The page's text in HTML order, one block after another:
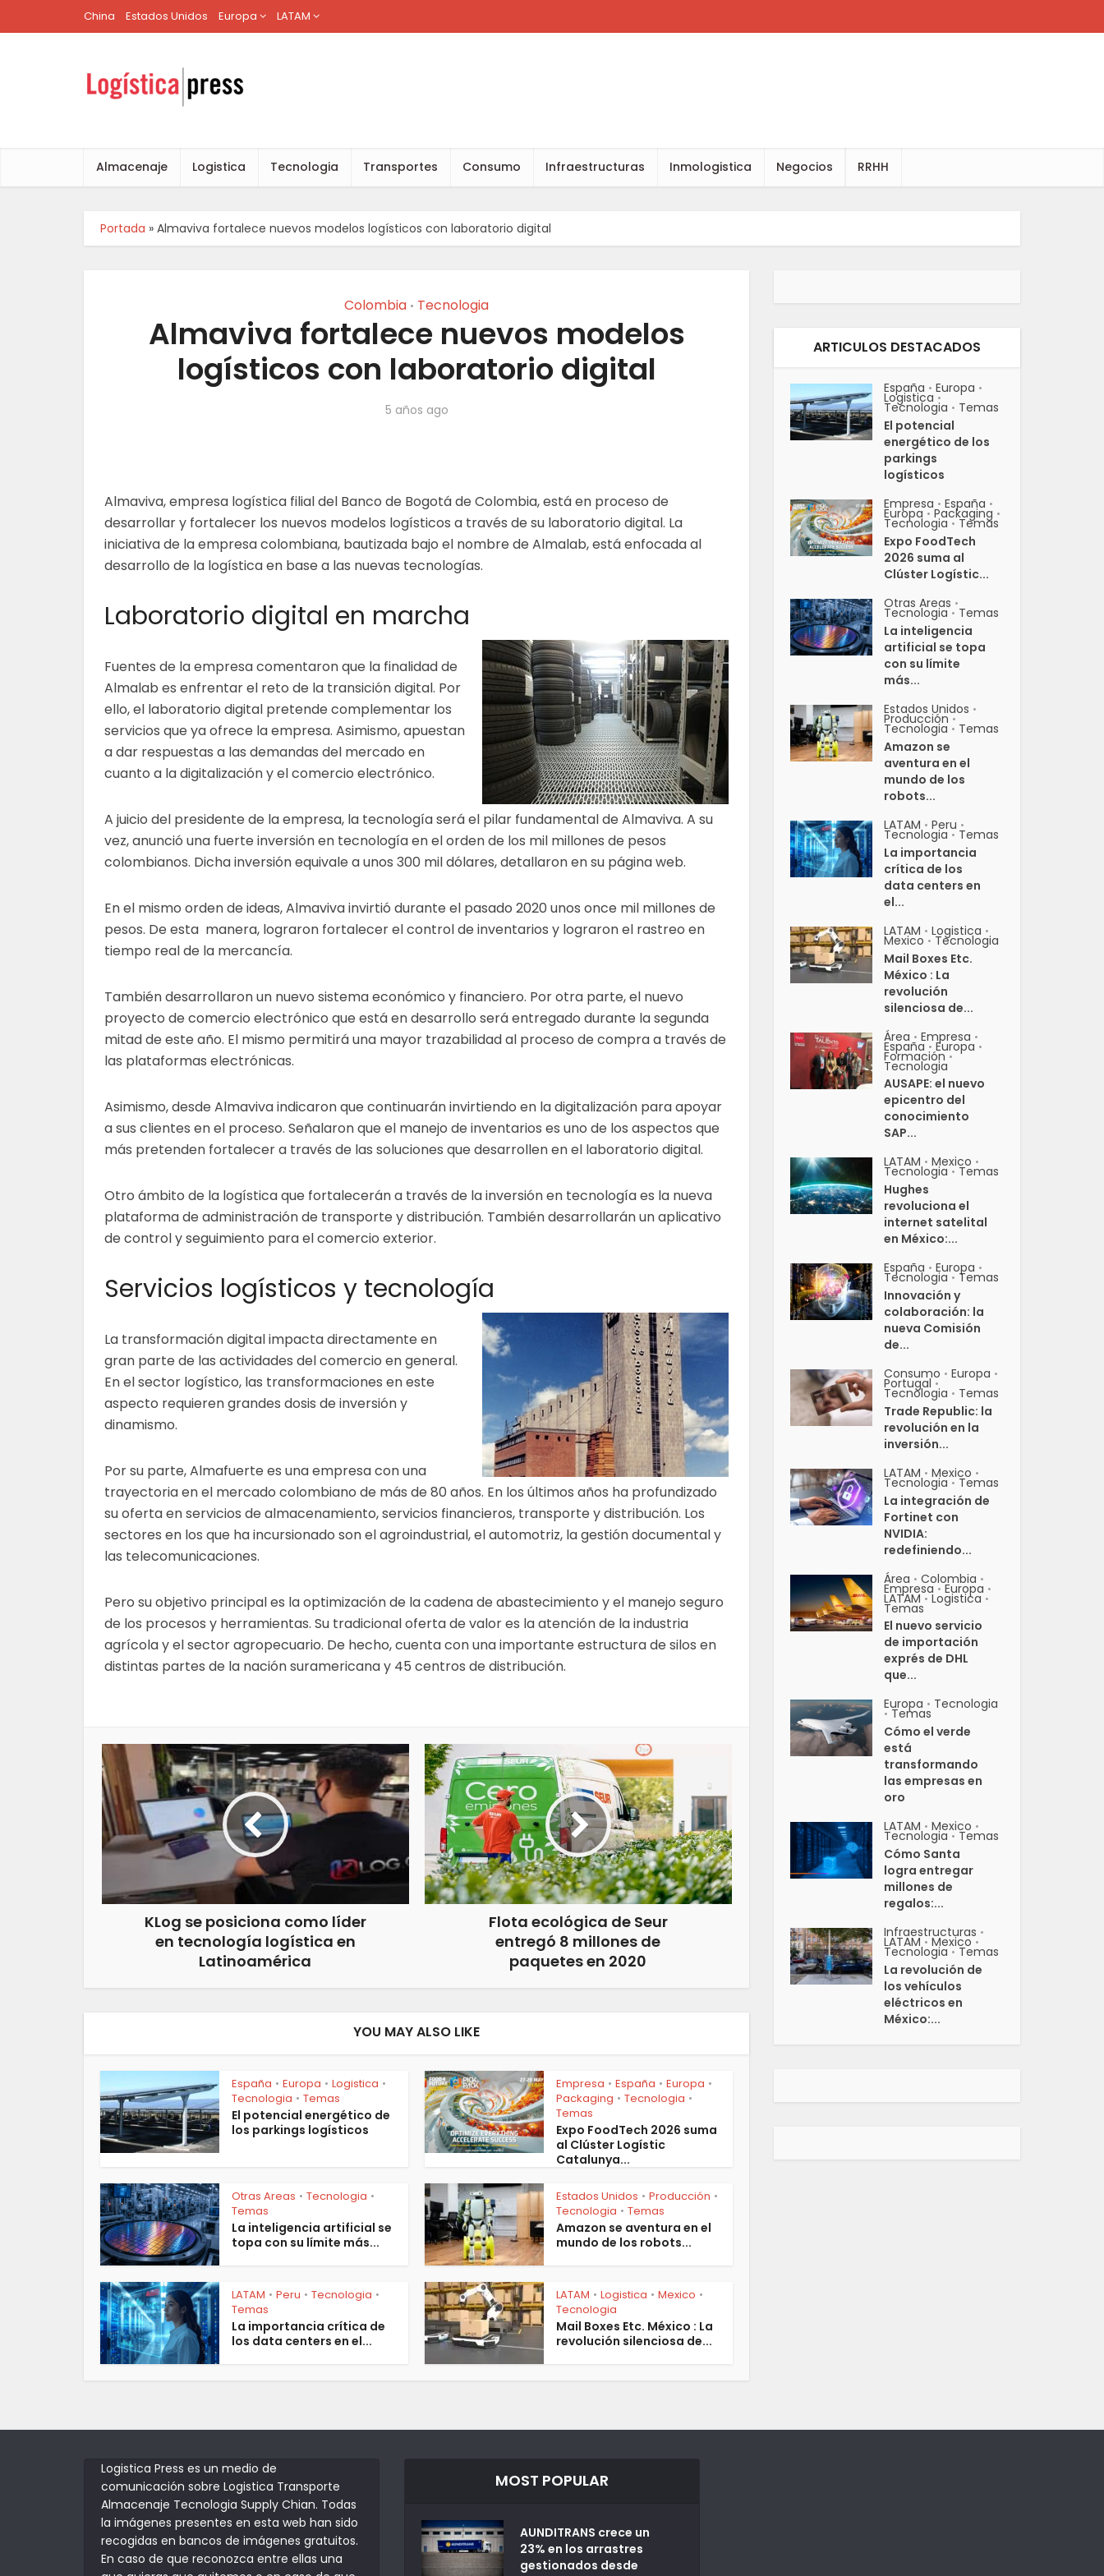
China Estados Unidos Europa LATAM
Almacenaje Logistica Tecnologia Transportes Consumo Infraestructuras Inmologistica Negocios RRHH
Portada » Almaviva fortalece nuevos modelos logísticos con laboratorio digital
Colombia • Tecnologia
Almaviva fortalece nuevos modelos
logísticos con laboratorio digital
5 años ago
Almaviva, empresa logística filial del Banco de Bogotá de Colombia, está en proceso de
desarrollar y fortalecer los nuevos modelos logísticos a través de su laboratorio digital. La
iniciativa de la empresa colombiana, bautizada bajo el nombre de Almalab, está enfocada al
desarrollo de la logística en base a las nuevas tecnologías.
Laboratorio digital en marcha
Fuentes de la empresa comentaron que la finalidad de
Almalab es enfrentar el reto de la transición digital. Por
ello, el laboratorio digital pretende complementar los
servicios que ya ofrece la empresa. Asimismo, apuestan
a dar respuestas a las demandas del mercado en
cuanto a la digitalización y el comercio electrónico.
A juicio del presidente de la empresa, la tecnología será el pilar fundamental de Almaviva. A su
vez, anunció una fuerte inversión en tecnología en el orden de los mil millones de pesos
colombianos. Dicha inversión equivale a unos 300 mil dólares, detallaron en su página web.
En el mismo orden de ideas, Almaviva invirtió durante el pasado 2020 unos once mil millones de
pesos. De esta manera, lograron fortalecer el control de inventarios y lograron el rastreo en
tiempo real de la mercancía.
También desarrollaron un nuevo sistema económico y financiero. Por otra parte, el nuevo
proyecto de comercio electrónico que está en desarrollo será entregado durante la segunda
mitad de este año. El mismo permitirá una mayor trazabilidad al proceso de compra a través de
las plataformas electrónicas.
Asimismo, desde Almaviva indicaron que continuarán invirtiendo en la digitalización para apoyar
a sus clientes en el proceso. Señalaron que el manejo de inventarios es uno de los aspectos que
más pretenden fortalecer a través de las soluciones que desarrollen en el laboratorio digital.
Otro ámbito de la logística que fortalecerán a través de la inversión en tecnología es la nueva
plataforma de administración de transporte y distribución. También desarrollarán un aplicativo
de control y seguimiento para el comercio exterior.
Servicios logísticos y tecnología
La transformación digital impacta directamente en
gran parte de las actividades del comercio en general.
En el sector logístico, las transformaciones en este
aspecto requieren grandes dosis de inversión y
dinamismo.
Por su parte, Almafuerte es una empresa con una
trayectoria en el mercado colombiano de más de 80 años. En los últimos años ha profundizado
su oferta en servicios de almacenamiento, servicios financieros, transporte y distribución. Los
sectores en los que ha incursionado son el agroindustrial, el automotriz, la gestión documental y
las telecomunicaciones.
Pero su objetivo principal es la optimización de la cadena de abastecimiento y el manejo seguro
de los procesos y herramientas. Su tradicional oferta de valor es la atención de la industria
agrícola y el sector agropecuario. De hecho, cuenta con una importante estructura de silos en
distintas partes de la nación suramericana y 45 centros de distribución.
KLog se posiciona como líder
en tecnología logística en
Latinoamérica
Flota ecológica de Seur
entregó 8 millones de
paquetes en 2020
YOU MAY ALSO LIKE
España • Europa • Logistica •
Tecnologia • Temas
El potencial energético de
los parkings logísticos
Empresa • España • Europa •
Packaging • Tecnologia •
Temas
Expo FoodTech 2026 suma
al Clúster Logístic
Catalunya...
Otras Areas • Tecnologia •
Temas
La inteligencia artificial se
topa con su límite más...
Estados Unidos • Producción •
Tecnologia • Temas
Amazon se aventura en el
mundo de los robots...
LATAM • Peru • Tecnologia •
Temas
La importancia crítica de
los data centers en el...
LATAM • Logistica • Mexico •
Tecnologia
Mail Boxes Etc. México : La
revolución silenciosa de...
ARTICULOS DESTACADOS
España • Europa •
Logistica •
Tecnologia • Temas
El potencial
energético de los
parkings
logísticos
Empresa • España •
Europa • Packaging •
Tecnologia • Temas
Expo FoodTech
2026 suma al
Clúster Logístic...
Otras Areas •
Tecnologia • Temas
La inteligencia
artificial se topa
con su límite
más...
Estados Unidos •
Producción •
Tecnologia • Temas
Amazon se
aventura en el
mundo de los
robots...
LATAM • Peru •
Tecnologia • Temas
La importancia
crítica de los
data centers en
el...
LATAM • Logistica •
Mexico • Tecnologia
Mail Boxes Etc.
México : La
revolución
silenciosa de...
Área • Empresa •
España • Europa •
Formación •
Tecnologia
AUSAPE: el nuevo
epicentro del
conocimiento
SAP...
LATAM • Mexico •
Tecnologia • Temas
Hughes
revoluciona el
internet satelital
en México:...
España • Europa •
Tecnologia • Temas
Innovación y
colaboración: la
nueva Comisión
de...
Consumo • Europa •
Portugal •
Tecnologia • Temas
Trade Republic: la
revolución en la
inversión...
LATAM • Mexico •
Tecnologia • Temas
La integración de
Fortinet con
NVIDIA:
redefiniendo...
Área • Colombia •
Empresa • Europa •
LATAM • Logistica •
Temas
El nuevo servicio
de importación
exprés de DHL
que...
Europa • Tecnologia
• Temas
Cómo el verde
está
transformando
las empresas en
oro
LATAM • Mexico •
Tecnologia • Temas
Cómo Santa
logra entregar
millones de
regalos:...
Infraestructuras •
LATAM • Mexico •
Tecnologia • Temas
La revolución de
los vehículos
eléctricos en
México:...
Logistica Press es un medio de
comunicación sobre Logistica Transporte
Almacenaje Tecnologia Supply Chian. Todas
la imágenes presentes en esta web han sido
recogidas en bancos de imágenes gratuitos.
En caso de que reconozca entre ellas una
MOST POPULAR
AUNDITRANS crece un
23% en los arrastres
gestionados desde